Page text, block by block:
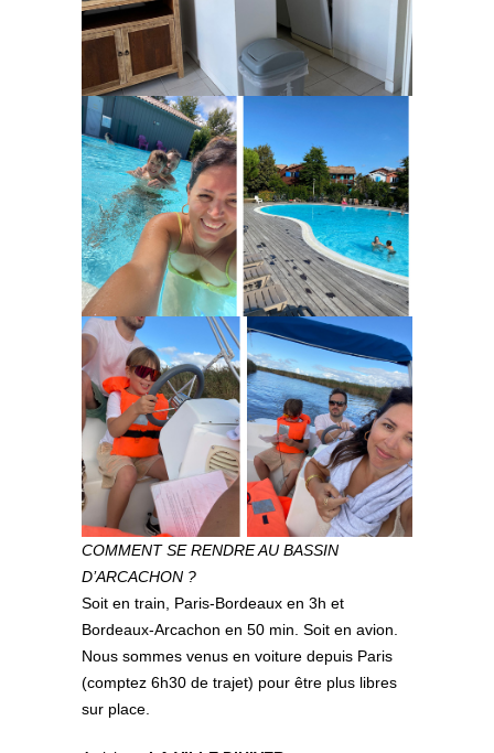
COMMENT SE RENDRE AU BASSIN
D’ARCACHON ?
Soit en train, Paris-Bordeaux en 3h et
Bordeaux-Arcachon en 50 min. Soit en avion.
Nous sommes venus en voiture depuis Paris
(comptez 6h30 de trajet) pour être plus libres
sur place.